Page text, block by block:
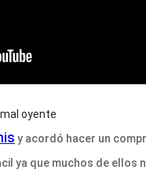
oyente
y acordó hacer un
ya que muchos de ellos